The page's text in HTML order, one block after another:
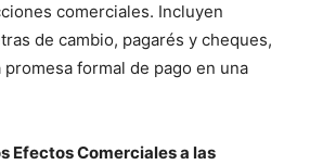
comerciales. Incluyen
de cambio, pagarés y cheques,
formal de pago en una
Efectos Comerciales a las